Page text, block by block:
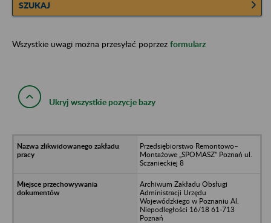
SZUKAJ
Wszystkie uwagi można przesyłać poprzez formularz
Ukryj wszystkie pozycje bazy
Przedsiębiorstwo Remontowo–
Montażowe „SPOMASZ” Poznań ul.
Sczanieckiej 8
Archiwum Zakładu Obsługi
Administracji Urzędu
Wojewódzkiego w Poznaniu Al.
Niepodległości 16/18 61-713
Poznań